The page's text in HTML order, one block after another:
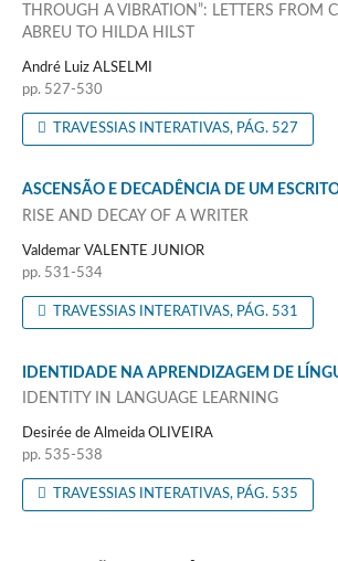
THROUGH A VIBRATION”: LETTERS FROM
ABREU TO HILDA HILST
André Luiz ALSELMI
pp. 527-530
TRAVESSIAS INTERATIVAS, PÁG. 527
ASCENSÃO E DECADÊNCIA DE UM
RISE AND DECAY OF A WRITER
Valdemar VALENTE JUNIOR
pp. 531-534
TRAVESSIAS INTERATIVAS, PÁG. 531
IDENTIDADE NA APRENDIZAGEM DE
IDENTITY IN LANGUAGE LEARNING
Desirée de Almeida OLIVEIRA
pp. 535-538
TRAVESSIAS INTERATIVAS, PÁG. 535